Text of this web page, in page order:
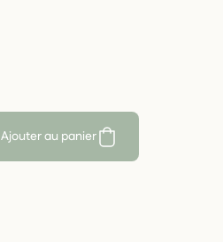
Ajouter au panier